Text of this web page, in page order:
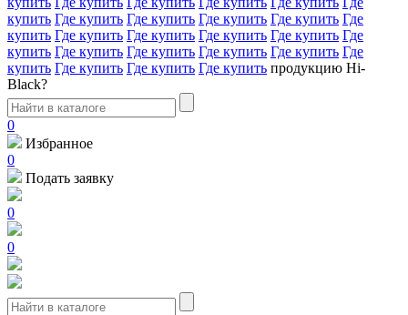
купить Где купить Где купить Где купить Где купить Где
купить Где купить Где купить Где купить Где купить Где
купить Где купить Где купить Где купить Где купить Где
купить Где купить Где купить Где купить продукцию Hi-
Black?
0
Избранное
0
Подать заявку
0
0